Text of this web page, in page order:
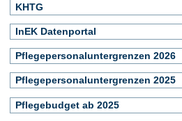
KHTG
InEK Datenportal
Pflegepersonaluntergrenzen 2026
Pflegepersonaluntergrenzen 2025
Pflegebudget ab 2025